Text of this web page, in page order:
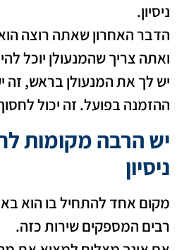
ניסיון.
הדבר האחרון שאתה רוצה
ואתה צריך שהמנעולן יוכל
יש לך את המנעולן בראש, זה
ההזמנה בפועל. זה יכול
יש הרבה מקומות
ניסיון
מקום אחד להתחיל בו הוא
רבים המספקים שירות כזה.